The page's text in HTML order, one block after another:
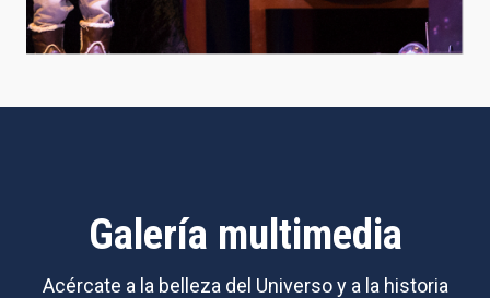
Galería multimedia
Acércate a la belleza del Universo y a la historia